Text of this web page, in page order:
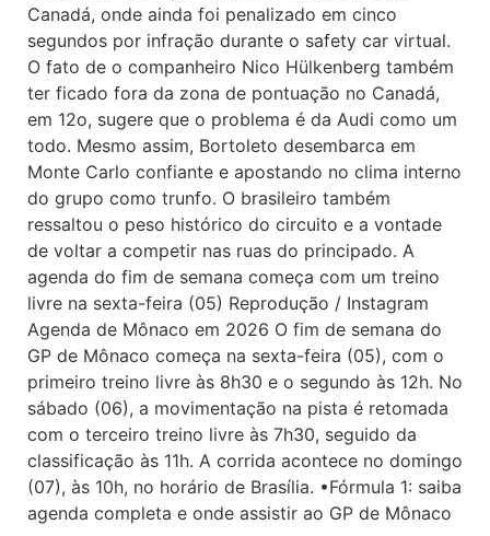
Canadá, onde ainda foi penalizado em cinco
segundos por infração durante o safety car virtual.
O fato de o companheiro Nico Hülkenberg também
ter ficado fora da zona de pontuação no Canadá,
em 12o, sugere que o problema é da Audi como um
todo. Mesmo assim, Bortoleto desembarca em
Monte Carlo confiante e apostando no clima interno
do grupo como trunfo. O brasileiro também
ressaltou o peso histórico do circuito e a vontade
de voltar a competir nas ruas do principado. A
agenda do fim de semana começa com um treino
livre na sexta-feira (05) Reprodução / Instagram
Agenda de Mônaco em 2026 O fim de semana do
GP de Mônaco começa na sexta-feira (05), com o
primeiro treino livre às 8h30 e o segundo às 12h. No
sábado (06), a movimentação na pista é retomada
com o terceiro treino livre às 7h30, seguido da
classificação às 11h. A corrida acontece no domingo
(07), às 10h, no horário de Brasília. •Fórmula 1: saiba
agenda completa e onde assistir ao GP de Mônaco